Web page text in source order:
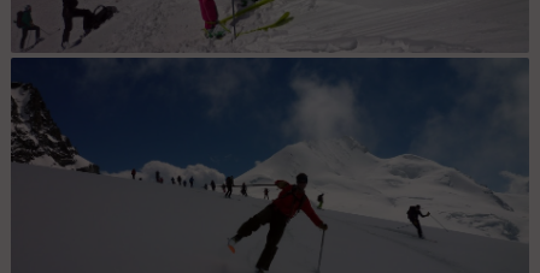
Descente de l'Alphubel : Maud et Nat posent sous l’œil du sérac